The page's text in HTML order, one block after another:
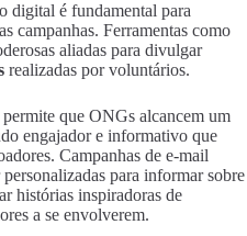
digital é fundamental para
campanhas. Ferramentas como
aliadas para divulgar
realizadas por voluntários.
que ONGs alcancem um
engajador e informativo que
Campanhas de e-mail
para informar sobre
histórias inspiradoras de
a se envolverem.